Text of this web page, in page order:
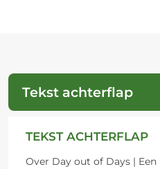
Tekst achterflap
TEKST ACHTERFLAP
Over Day out of Days |